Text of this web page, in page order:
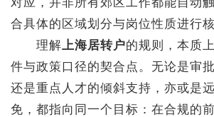
合具体的区域划分与岗位性质进行核
理解上海居转户的规则，本质
件与政策口径的契合点。无论是审
还是重点人才的倾斜支持，亦或是
免，都指向同一个目标：在合规的